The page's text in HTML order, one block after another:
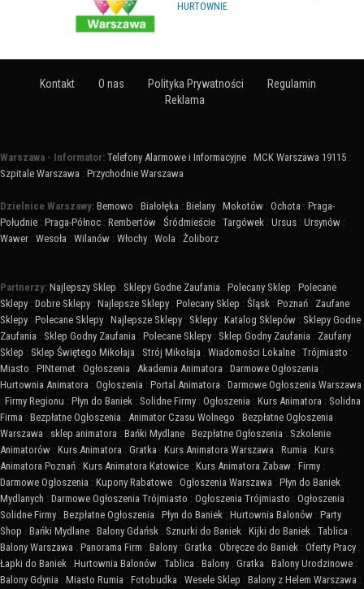
HURTOWNIE
Kontakt O nas Polityka Prywatności
Regulamin
Reklama
Warszawa - Informator: Telefony Alarmowe i Informacyjne : MCK Warszawa 19115 :
Szpitale Warszawa : Przychodnie Warszawa
Dzielnice Warszawy: Bemowo : Białołęka : Bielany : Mokotów : Ochota : Praga-
Południe : Praga-Północ : Rembertów : Śródmieście : Targówek : Ursus : Ursynów :
Wawer : Wesoła : Wilanów : Włochy : Wola : Żoliborz
Partnerzy: Najlepszy Sklep : Sklepy Godne Zaufania : Polecany Sklep : Polecane
Sklepy : Dobre Sklepy : Najlepsze Sklepy : Polecany Sklep : Śląsk : Poznań : Zaufane
Sklepy : Polecane Sklepy : Najlepsze Sklepy : Sklepy : Katalog Sklepów : Sklepy Godne
Zaufania : Sklep Godny Zaufania : Polecane Sklepy : Sklep Godny Zaufania : Zaufany
Sklep : Sklep Świętego Mikołaja : Strój Mikołaja : Wiadomości Lokalne : Trójmiasto :
Miasto : PINternet : Ogłoszenia : Akademia Animatora : Darmowe Ogłoszenia :
Hurtownia Animatora : Ogłoszenia : Portal Animatora : Darmowe Ogłoszenia Warszawa
: Firmy Regionu : Płyn do Baniek : Solidne Firmy : Ogłoszenia : Kurs Animatora : Solidna
Firma : Bezpłatne Ogłoszenia : Animator Czasu Wolnego : Bezpłatne Ogłoszenia
Warszawa : sklep animatora : Bańki Mydlane : Bezpłatne Ogłoszenia : Szkolenie
Animatorów : Kurs Animatora : Gratka : Kurs Animatora Warszawa : Rumia : Kurs
Animatora Poznań : Kurs Animatora Katowice : Kurs Animatora Zabaw : Firmy :
Darmowe Ogłoszenia : Kupony Rabatowe : Ogłoszenia Warszawa : Płyn do Baniek
Mydlanych : Darmowe Ogłoszenia Trójmiasto : Ogłoszenia Trójmiasto : Ogłoszenia :
Solidne Firmy : Bezpłatne Ogłoszenia : Płyn do Baniek : Hurtownia Balonów : Party
Shop : Bańki Mydlane : Balony Gdańsk : Sznurki do Baniek : Kijki do Baniek : Tablica :
Balony Warszawa : Panorama Firm : Balony : Gratka : Obręcze do Baniek : Oferty Pracy :
Łapki do Baniek : Hurtownia Balonów : Tablica : Balony : Gratka : Balony Urodzinowe :
Balony Gdynia : Miasto Rumia : Fotobudka : Wesele Sklep : Balony z Helem Warszawa :